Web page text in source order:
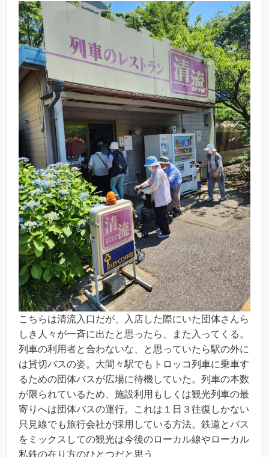
こちらは清流入口だが、入店した際にいた団体さんら
しき人々が一斉に出たと思ったら、また入ってくる。
列車の利用者と合わないな、と思っていたら駅の外に
は貸切バスの姿。大間々駅でもトロッコ列車に乗車す
るための団体バスが広場に待機していた。列車の本数
が限られているため、施設利用もしくは観光列車の最
寄りへは団体バスの運行。これは１日３往復しかない
只見線でも旅行会社が採用している方法。鉄道とバス
をミックスしての観光は今後のローカル線やローカル
私鉄の在り方のひとつだと思う